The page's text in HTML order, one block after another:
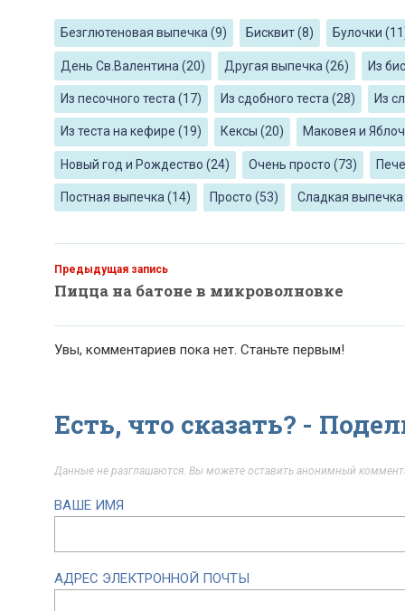
Безглютеновая выпечка (9) Бисквит(8) Булочки
День Св.Валентина (20) Другая выпечка (26) Из
Из песочного теста (17) Из сдобного теста (28) Из
Из теста на кефире (19) Кексы (20) Маковея и
Новый год и Рождество (24) Очень просто (73)
Постная выпечка (14) Просто (53) Сладкая выпечка
Предыдущая запись
Пицца на батоне в микроволновке
Увы, комментариев пока нет. Станьте первым!
Есть, что сказать? -
Данные не разглашаются. Вы можете оставить анонимный
ВАШЕ ИМЯ
АДРЕС ЭЛЕКТРОННОЙ ПОЧТЫ